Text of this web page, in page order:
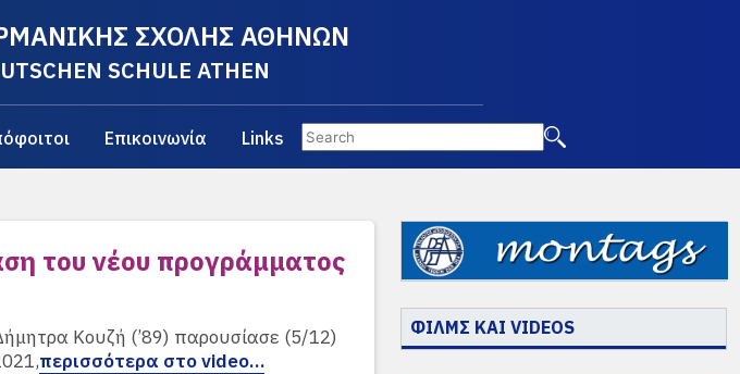
ΣΧΟΛΗΣ ΑΘΗΝΩΝ
SCHULE ATHEN
Επικοινωνία Links
του νέου προγράμματος
Κουζή (’89) παρουσίασε (5/12)
περισσότερα στο video…
ΦΙΛΜΣ ΚΑΙ VIDEOS